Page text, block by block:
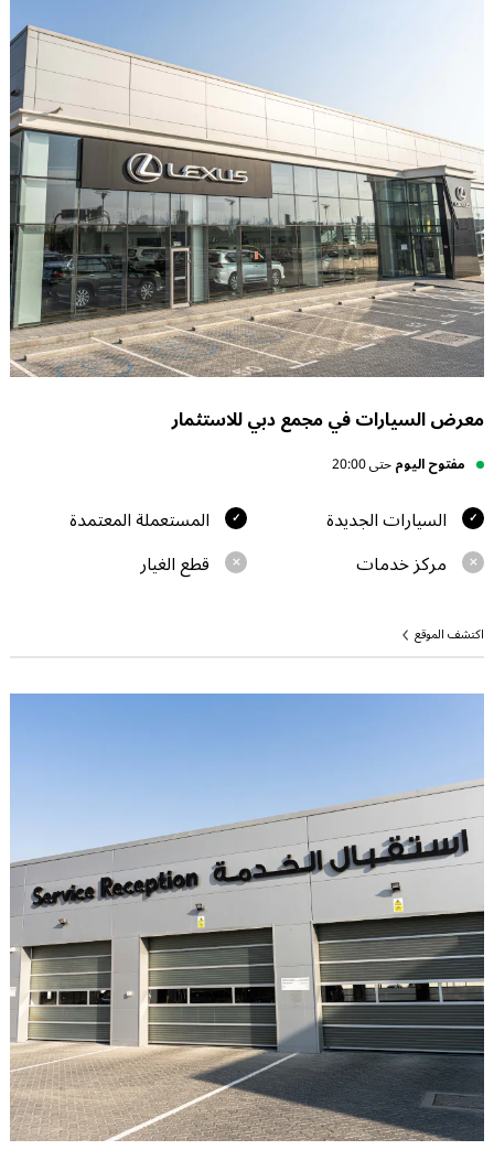
معرض السيارات في مجمع دبي للاستثمار
مفتوح اليومحتى 20:00
السيارات الجديدة
المستعملة المعتمدة
مركز خدمات
قطع الغيار
اكتشف الموقع